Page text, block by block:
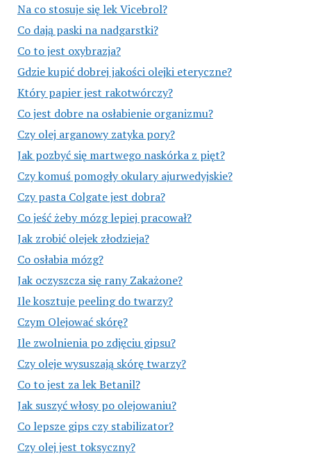
Na co stosuje się lek Vicebrol?
Co dają paski na nadgarstki?
Co to jest oxybrazja?
Gdzie kupić dobrej jakości olejki eteryczne?
Który papier jest rakotwórczy?
Co jest dobre na osłabienie organizmu?
Czy olej arganowy zatyka pory?
Jak pozbyć się martwego naskórka z pięt?
Czy komuś pomogły okulary ajurwedyjskie?
Czy pasta Colgate jest dobra?
Co jeść żeby mózg lepiej pracował?
Jak zrobić olejek złodzieja?
Co osłabia mózg?
Jak oczyszcza się rany Zakażone?
Ile kosztuje peeling do twarzy?
Czym Olejować skórę?
Ile zwolnienia po zdjęciu gipsu?
Czy oleje wysuszają skórę twarzy?
Co to jest za lek Betanil?
Jak suszyć włosy po olejowaniu?
Co lepsze gips czy stabilizator?
Czy olej jest toksyczny?